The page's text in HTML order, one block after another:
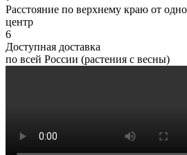
Расстояние по верхнему краю от
центр
6
Доступная доставка
по всей России (растения с весны)